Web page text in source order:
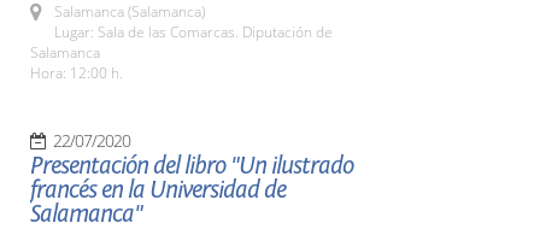
Salamanca (Salamanca)
Lugar: Sala de las Comarcas. Diputación de
Salamanca
Hora: 12:00 h.
22/07/2020
Presentación del libro "Un ilustrado
francés en la Universidad de
Salamanca"